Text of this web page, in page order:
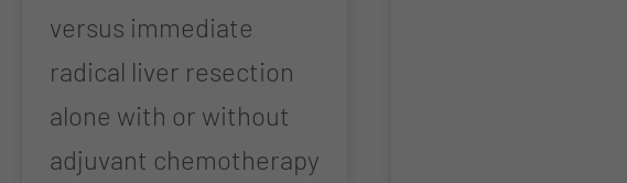
versus immediate
radical liver resection
alone with or without
adjuvant chemotherapy